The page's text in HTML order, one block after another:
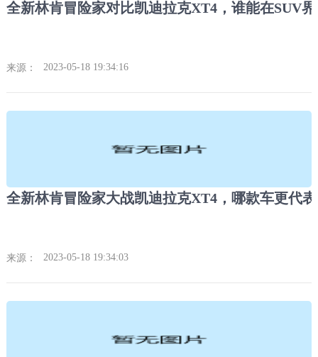
来源： 2023-05-18 19:34:16
来源： 2023-05-18 19:34:03